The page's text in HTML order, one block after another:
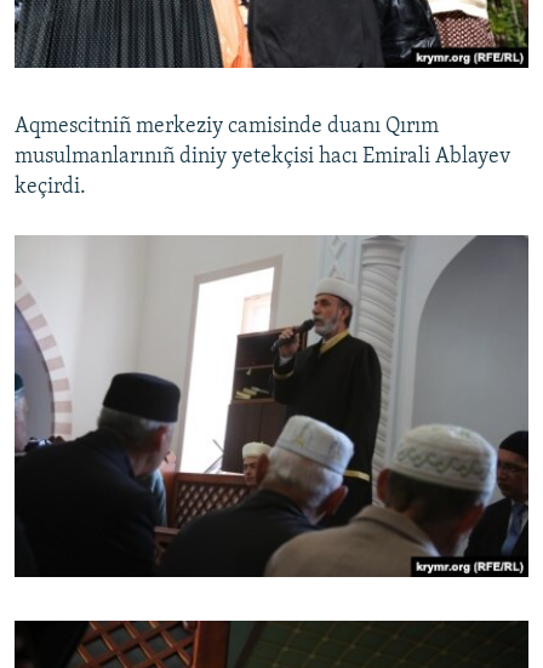
Aqmescitniñ merkeziy camisinde duanı Qırım
musulmanlarınıñ diniy yetekçisi hacı Emirali Ablayev
keçirdi.